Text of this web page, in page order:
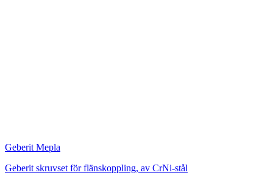
Geberit Mepla
Geberit skruvset för flänskoppling, av CrNi-stål